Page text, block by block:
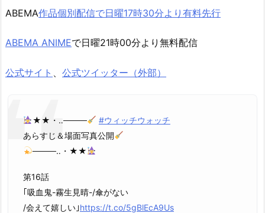
ABEMA作品個別配信で日曜17時30分より有料先行
ABEMA ANIMEで日曜21時00分より無料配信
公式サイト 、 公式ツイッター（外部）
★★・‥────
#ウィッチウォッチ
あらすじ＆場面写真公開
────‥・★★
第16話
｢吸血鬼-霧生見晴-/傘がない
/会えて嬉しい｣https://t.co/5gBlEcA9Us